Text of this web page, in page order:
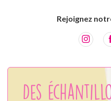
Rejoignez
Des